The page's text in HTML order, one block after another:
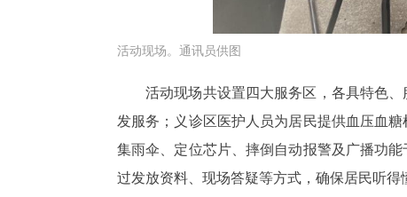
活动现场。通讯员供图
活动现场共设置四大服务区，各具特色
发服务；义诊区医护人员为居民提供血压血
集雨伞、定位芯片、摔倒自动报警及广播功
过发放资料、现场答疑等方式，确保居民听得